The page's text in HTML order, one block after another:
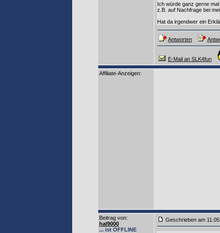
Ich würde ganz gerne
z.B. auf Nachfrage bei
Hat da irgendwer ein
Antworten
E-Mail an SLK4fun
Affiliate-Anzeigen:
Beitrag von:
hal9000
... ist OFFLINE
Geschrieben am